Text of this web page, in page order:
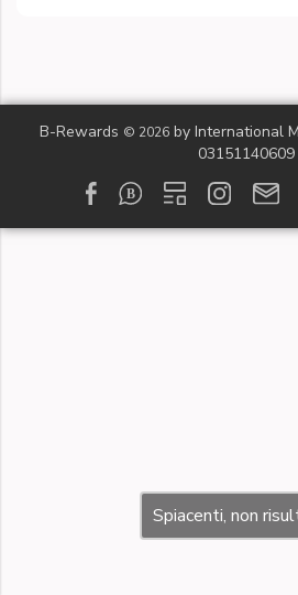
B-Rewards © 2026by International
03151140609
Spiacenti, non